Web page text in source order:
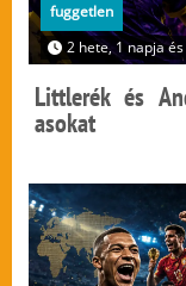
fuggetlen
2 hete, 1 napja
Littlerék és
asokat